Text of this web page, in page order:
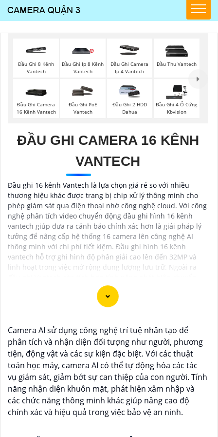
Đầu Ghi 8 Kênh
Vantech
Đầu Ghi Ip 8 Kênh
Vantech
Đầu Ghi Camera
Ip 4 Vantech
Đầu Thu Vantech
Đầu Ghi Camera
16 Kênh Vantech
Đầu Ghi PoE
Vantech
Đầu Ghi 2 HDD
Dahua
Đầu Ghi 4 Ổ Cứng
Kbvision
ĐẦU GHI CAMERA 16 KÊNH
VANTECH
Đầu ghi 16 kênh Vantech là lựa chọn giá rẻ so với nhiều
thương hiệu khác được trang bị chip xử lý thông minh cho
phép giám sát qua điện thoại nhờ công nghệ cloud. Với công
nghệ phân tích video chuyển động đầu ghi hình 16 kênh
vantech giúp đưa ra cảnh báo chính xác hơn là giải pháp lý
tưởng để nâng cấp hệ thống 16 camera lên công nghệ AI
thông minh với chi phí tiết kiệm. Đầu ghi hình 16 kênh
vantech hỗ trợ ghi hình độ phân giải cao lên đến 32MP và
linh hoạt trong việc mở rộng dung lượng lưu trữ. Ngoài ra
động và thông báo qua ứng dụng di động, giúp người dùng
dễ dàng theo dõi và bảo vệ tài sản mọi lúc mọi nơi.
Camera Vantech là một thương hiệu camera an ninh
hàng đầu tại Việt Nam, chúng được thiết kế với công
nghệ hiện đại và chất lượng cao để khẳng định an ninh
và giám sát tốt cho ngôi nhà, cửa hàng, văn phòng
hoặc doanh nghiệp của bạn.
Vantech Việt Nam cung cấp các dòng sản phẩm
camera giám sát chất lượng cao như camera IP,
Camera AI sử dụng công nghệ trí tuệ nhân tạo để
phân tích và nhận diện đối tượng như người, phương
tiện, động vật và các sự kiện đặc biệt. Với các thuật
toán học máy, camera AI có thể tự động hóa các tác
vụ giám sát, giảm bớt sự can thiệp của con người. Tính
năng nhận diện khuôn mặt, phát hiện xâm nhập và
các chức năng thông minh khác giúp nâng cao độ
chính xác và hiệu quả trong việc bảo vệ an ninh.